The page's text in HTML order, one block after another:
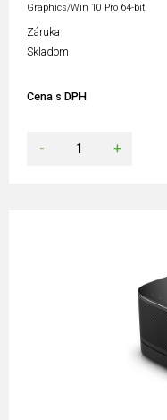
Graphics/Win 10 Pro 64-bit
Záruka
Skladom
Cena s DPH
- +